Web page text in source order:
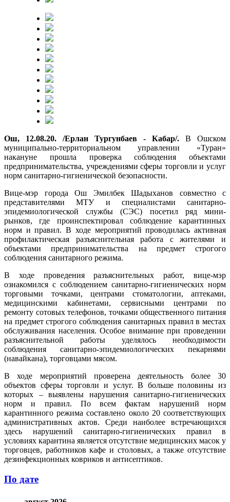
Ош, 12.08.20. /Ерлан Тургунбаев - Кабар/. В Ошском
муниципально-территориальном управлении «Туран»
накануне прошла проверка соблюдения объектами
предпринимательства, учреждениями сферы торговли и услуг
норм санитарно-гигиенической безопасности.
Вице-мэр города Ош Эмилбек Шадыханов совместно с
представителями МТУ и специалистами санитарно-
эпидемиологической службы (СЭС) посетил ряд мини-
рынков, где проинспектировал соблюдение карантинных
норм и правил. В ходе мероприятий проводилась активная
профилактическая разъяснительная работа с жителями и
объектами предпринимательства на предмет строгого
соблюдения санитарного режима.
В ходе проведения разъяснительных работ, вице-мэр
ознакомился с соблюдением санитарно-гигиенических норм
торговыми точками, центрами стоматологии, аптеками,
медицинскими кабинетами, сервисными центрами по
ремонту сотовых телефонов, точками общественного питания
на предмет строгого соблюдения санитарных правил в местах
обслуживания населения. Особое внимание при проведении
разъяснительной работы уделялось необходимости
соблюдения санитарно-эпидемиологических пекарнями
(навайкана), торговцами мясом.
В ходе мероприятий проверена деятельность более 30
объектов сферы торговли и услуг. В больше половины из
которых – выявлены нарушения санитарно-гигиенических
норм и правил. По всем фактам нарушений норм
карантинного режима составлено около 20 соответствующих
административных актов. Среди наиболее встречающихся
здесь нарушений санитарно-гигиенических правил в
условиях карантина является отсутствие медицинских масок у
торговцев, работников кафе и столовых, а также отсутствие
дезинфекционных ковриков и антисептиков.
По дате